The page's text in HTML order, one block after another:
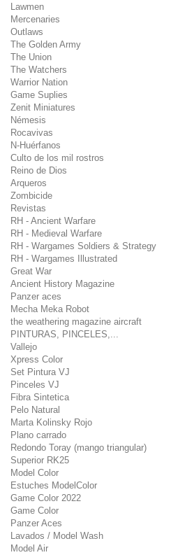
Lawmen
Mercenaries
Outlaws
The Golden Army
The Union
The Watchers
Warrior Nation
Game Suplies
Zenit Miniatures
Némesis
Rocavivas
N-Huérfanos
Culto de los mil rostros
Reino de Dios
Arqueros
Zombicide
Revistas
RH - Ancient Warfare
RH - Medieval Warfare
RH - Wargames Soldiers & Strategy
RH - Wargames Illustrated
Great War
Ancient History Magazine
Panzer aces
Mecha Meka Robot
the weathering magazine aircraft
PINTURAS, PINCELES,...
Vallejo
Xpress Color
Set Pintura VJ
Pinceles VJ
Fibra Sintetica
Pelo Natural
Marta Kolinsky Rojo
Plano carrado
Redondo Toray (mango triangular)
Superior RK25
Model Color
Estuches ModelColor
Game Color 2022
Game Color
Panzer Aces
Lavados / Model Wash
Model Air